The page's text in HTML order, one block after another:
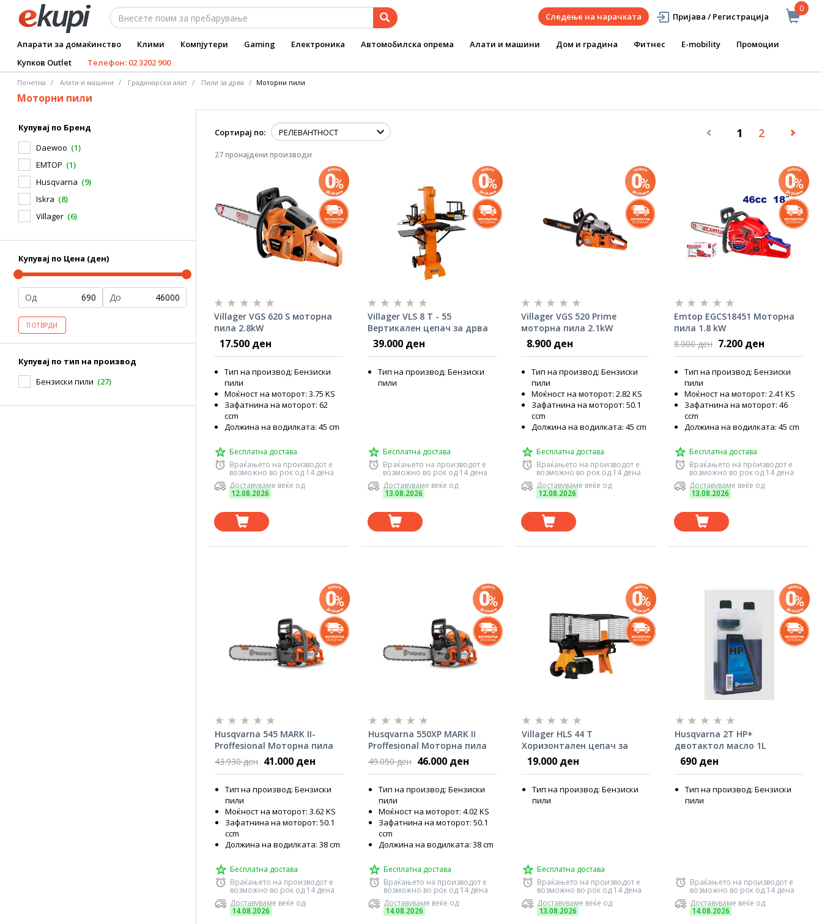
0
Следење на нарачката Пријава / Регистрација
Апарати за домаќинство Клими Компјутери Gaming Електроника Автомобилска опрема Алати и машини Дом и градина Фитнес E-mobility
Промоции
Купков Outlet
Телефон: 02 3202 900
Почетна Алати и машини Градинарски алат Пили за дрва Моторни пили
Моторни пили
Купувај по Бренд
Daewoo (1)
EMTOP (1)
Husqvarna (9)
Iskra (8)
Villager (6)
Купувај по Цена (ден)
Од До
ПОТВРДИ
Купувај по тип на производ
Бензиски пили (27)
Сортирај по: 1 2
27 пронајдени производи
Villager VGS 620 S моторна
пила 2.8kW
17.500 ден
Тип на производ: Бензиски
пили
Моќност на моторот: 3.75 KS
Зафатнина на моторот: 62
ccm
Должина на водилката: 45 cm
Бесплатна достава
Враќањето на производот е
возможно во рок од 14 дена
Доставуваме веќе од
12.08.2026
Villager VLS 8 T - 55
Вертикален цепач за дрва
39.000 ден
Тип на производ: Бензиски
пили
Бесплатна достава
Враќањето на производот е
возможно во рок од 14 дена
Доставуваме веќе од
13.08.2026
Villager VGS 520 Prime
моторна пила 2.1kW
8.900 ден
Тип на производ: Бензиски
пили
Моќност на моторот: 2.82 KS
Зафатнина на моторот: 50.1
ccm
Должина на водилката: 45 cm
Бесплатна достава
Враќањето на производот е
возможно во рок од 14 дена
Доставуваме веќе од
12.08.2026
Emtop EGCS18451 Моторна
пила 1.8 kW
8.000 ден 7.200 ден
Тип на производ: Бензиски
пили
Моќност на моторот: 2.41 KS
Зафатнина на моторот: 46
ccm
Должина на водилката: 45 cm
Бесплатна достава
Враќањето на производот е
возможно во рок од 14 дена
Доставуваме веќе од
13.08.2026
Husqvarna 545 MARK II-
Proffesional Моторна пила
2.7kW
43.930 ден 41.000 ден
Тип на производ: Бензиски
пили
Моќност на моторот: 3.62 KS
Зафатнина на моторот: 50.1
ccm
Должина на водилката: 38 cm
Бесплатна достава
Враќањето на производот е
возможно во рок од 14 дена
Доставуваме веќе од
14.08.2026
Husqvarna 550XP MARK II
Proffesional Моторна пила
3.0kW
49.050 ден 46.000 ден
Тип на производ: Бензиски
пили
Моќност на моторот: 4.02 KS
Зафатнина на моторот: 50.1
ccm
Должина на водилката: 38 cm
Бесплатна достава
Враќањето на производот е
возможно во рок од 14 дена
Доставуваме веќе од
14.08.2026
Villager HLS 44 T
Хоризонтален цепач за
дрва
19.000 ден
Тип на производ: Бензиски
пили
Бесплатна достава
Враќањето на производот е
возможно во рок од 14 дена
Доставуваме веќе од
13.08.2026
Husqvarna 2T HP+
двотактол масло 1L
690 ден
Тип на производ: Бензиски
пили
Враќањето на производот е
возможно во рок од 14 дена
Доставуваме веќе од
14.08.2026